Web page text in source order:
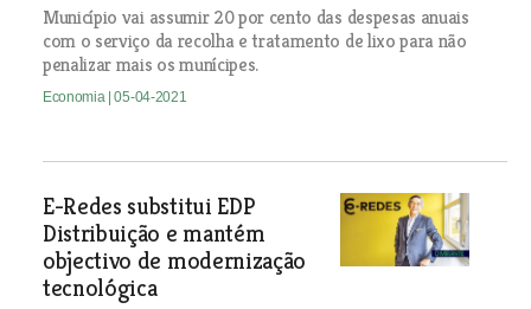
Município vai assumir 20 por cento das despesas anuais
com o serviço da recolha e tratamento de lixo para não
penalizar mais os munícipes.
Economia | 05-04-2021
E-Redes substitui EDP
Distribuição e mantém
objectivo de modernização
tecnológica